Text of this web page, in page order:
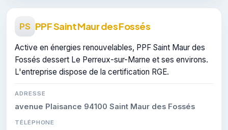
PS PPF Saint Maur des Fossés
Active en énergies renouvelables, PPF Saint Maur des
Fossés dessert Le Perreux-sur-Marne et ses environs.
L'entreprise dispose de la certification RGE.
ADRESSE
avenue Plaisance 94100 Saint Maur des Fossés
TÉLÉPHONE